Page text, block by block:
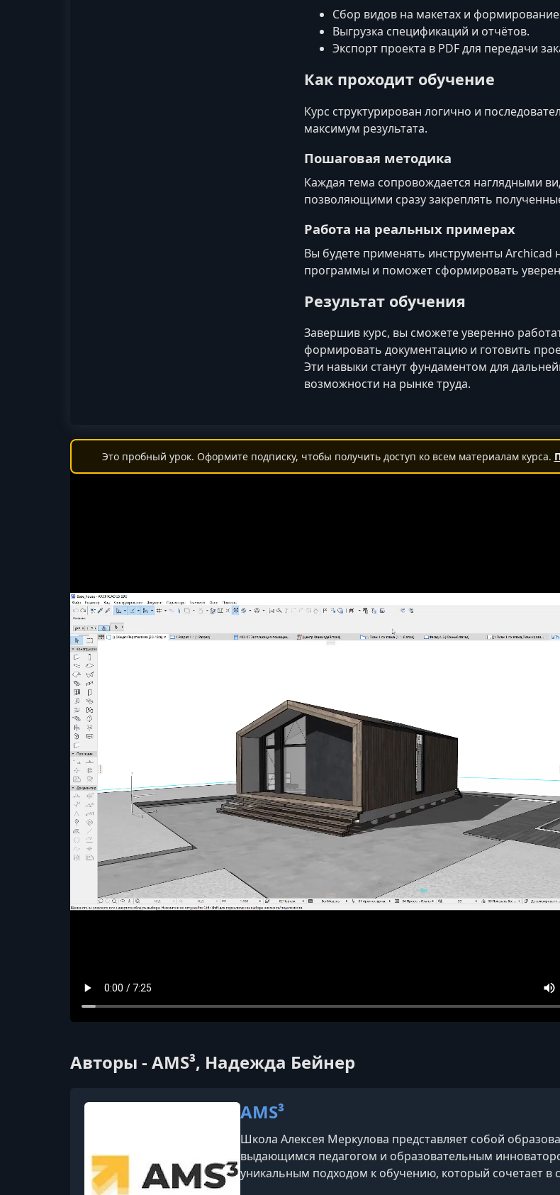
Сбор видов на макетах и
Выгрузка спецификаций и отчётов.
Экспорт проекта в PDF для передачи
Как проходит обучение
Курс структурирован логично и
максимум результата.
Пошаговая методика
Каждая тема сопровождается наглядными
позволяющими сразу закреплять
Работа на реальных примерах
Вы будете применять инструменты Archicad
программы и поможет сформировать
Результат обучения
Завершив курс, вы сможете уверенно
формировать документацию и готовить
Эти навыки станут фундаментом для
возможности на рынке труда.
Это пробный урок. Оформите подписку, чтобы получить доступ ко всем материалам курса.
Авторы - AMS³, Надежда Бейнер
AMS³
Школа Алексея Меркулова представляет собой
выдающимся педагогом и образовательным
уникальным подходом к обучению, который сочетает